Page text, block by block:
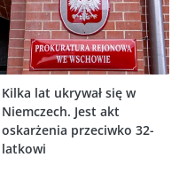
Kilka lat ukrywał się w
Niemczech. Jest akt
oskarżenia przeciwko 32-
latkowi